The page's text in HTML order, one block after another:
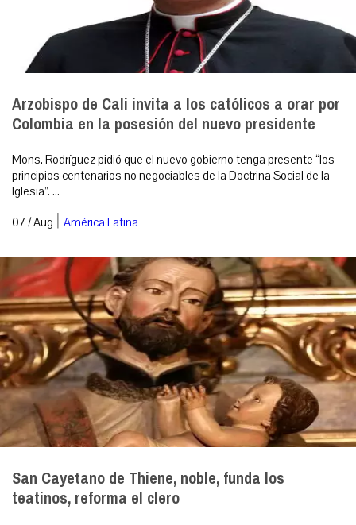
Arzobispo de Cali invita a los católicos a orar por
Colombia en la posesión del nuevo presidente
Mons. Rodríguez pidió que el nuevo gobierno tenga presente “los
principios centenarios no negociables de la Doctrina Social de la
Iglesia”. ...
07 / Aug | América Latina
San Cayetano de Thiene, noble, funda los
teatinos, reforma el clero